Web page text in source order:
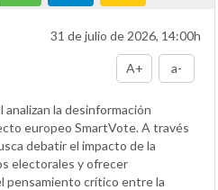
31 de julio de 2026, 14:00h
A+ a-
la desinformación
europeo SmartVote. A través
debatir el impacto de la
electorales y ofrecer
pensamiento crítico entre la